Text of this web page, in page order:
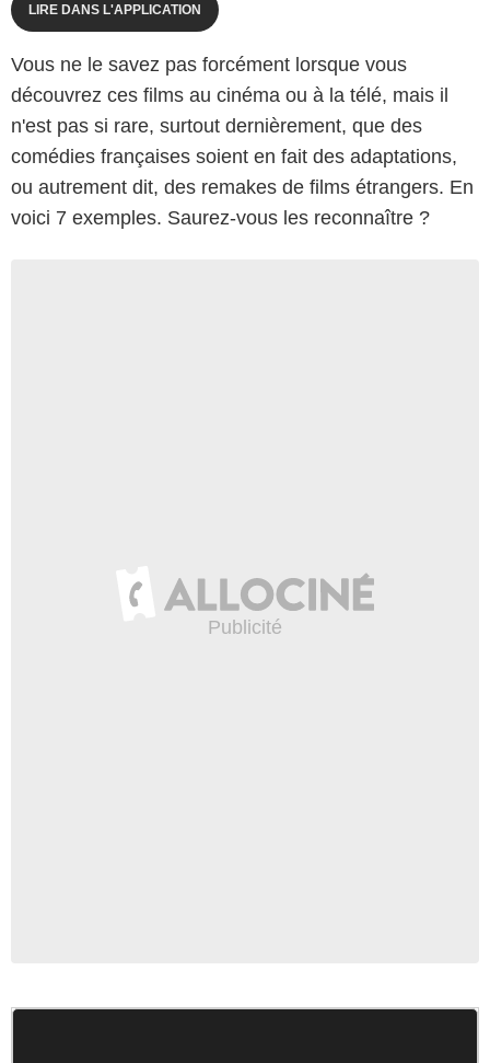
LIRE DANS L'APPLICATION
Vous ne le savez pas forcément lorsque vous
découvrez ces films au cinéma ou à la télé, mais il
n'est pas si rare, surtout dernièrement, que des
comédies françaises soient en fait des adaptations,
ou autrement dit, des remakes de films étrangers. En
voici 7 exemples. Saurez-vous les reconnaître ?